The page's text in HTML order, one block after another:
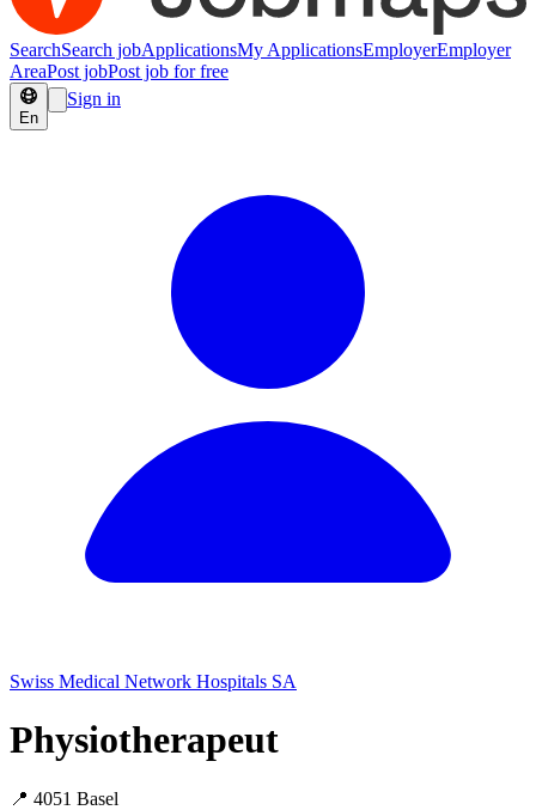
SearchSearch jobApplicationsMy ApplicationsEmployerEmployer
AreaPost jobPost job for free
En
Sign in
Swiss Medical Network Hospitals SA
Physiotherapeut
📍 4051 Basel